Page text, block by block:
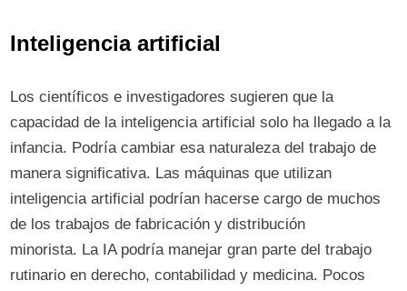
Inteligencia artificial
Los científicos e investigadores sugieren que la
capacidad de la inteligencia artificial solo ha llegado a la
infancia. Podría cambiar esa naturaleza del trabajo de
manera significativa. Las máquinas que utilizan
inteligencia artificial podrían hacerse cargo de muchos
de los trabajos de fabricación y distribución
minorista. La IA podría manejar gran parte del trabajo
rutinario en derecho, contabilidad y medicina. Pocos